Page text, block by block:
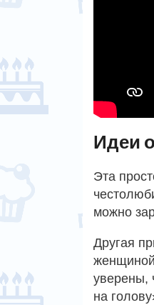
Идеи
Эта
можно
Другая
уверены,
на